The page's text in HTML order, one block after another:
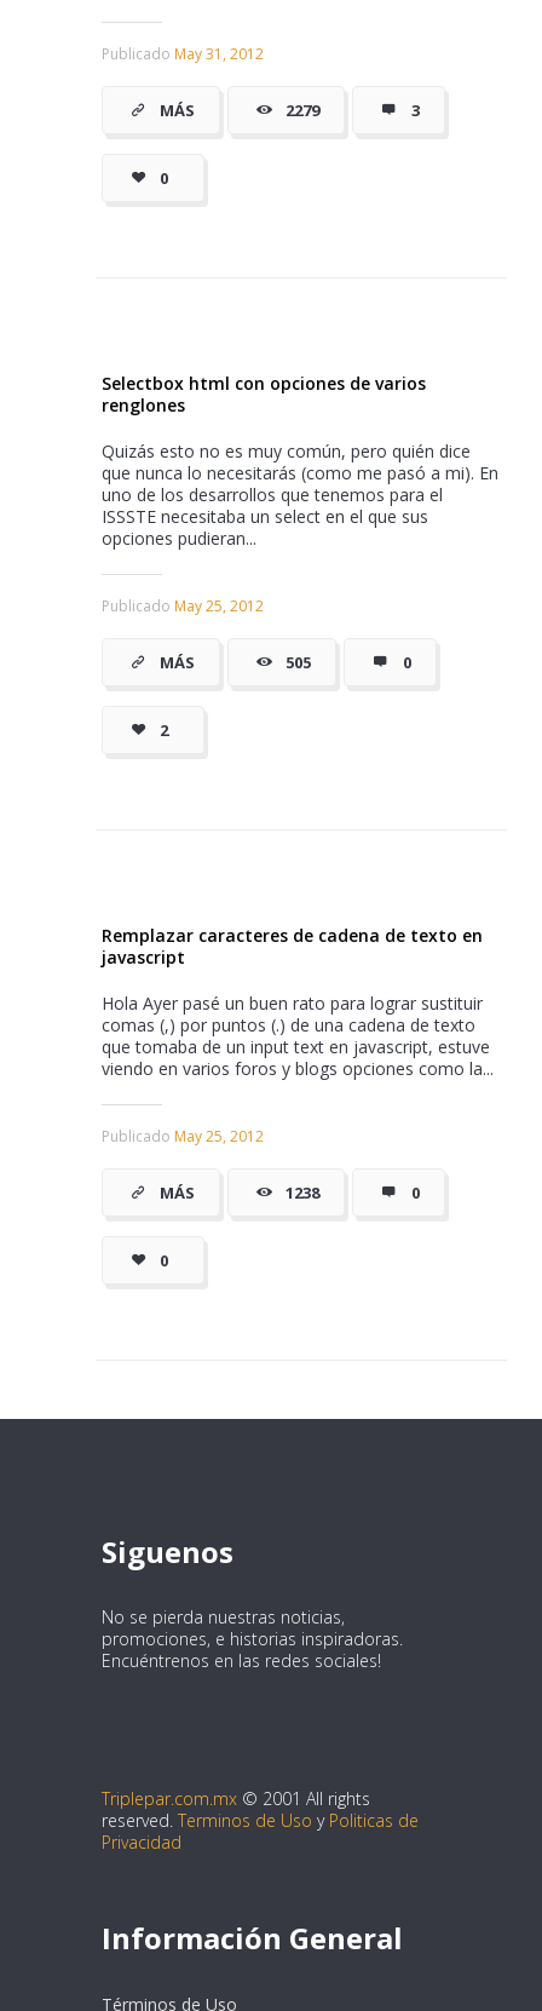
Publicado May 31, 2012
MÁS 2279 3
0
Selectbox html con opciones de varios
renglones
Quizás esto no es muy común, pero quién dice
que nunca lo necesitarás (como me pasó a mi). En
uno de los desarrollos que tenemos para el
ISSSTE necesitaba un select en el que sus
opciones pudieran...
Publicado May 25, 2012
MÁS 505 0
2
Remplazar caracteres de cadena de texto en
javascript
Hola Ayer pasé un buen rato para lograr sustituir
comas (,) por puntos (.) de una cadena de texto
que tomaba de un input text en javascript, estuve
viendo en varios foros y blogs opciones como la...
Publicado May 25, 2012
MÁS 1238 0
0
Siguenos
No se pierda nuestras noticias,
promociones, e historias inspiradoras.
Encuéntrenos en las redes sociales!
Triplepar.com.mx © 2001 All rights
reserved. Terminos de Uso y Politicas de
Privacidad
Información General
Términos de Uso